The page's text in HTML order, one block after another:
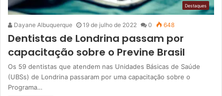
Destaques
Dayane Albuquerque 19 de julho de 2022 0 648
Dentistas de Londrina passam por
capacitação sobre o Previne Brasil
Os 59 dentistas que atendem nas Unidades Básicas de Saúde
(UBSs) de Londrina passaram por uma capacitação sobre o
Programa…